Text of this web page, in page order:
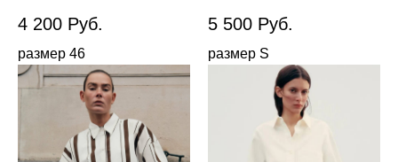
4 200 Руб.
размер 46
5 500 Руб.
размер S